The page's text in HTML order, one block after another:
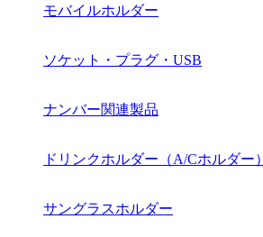
モバイルホルダー
ソケット・プラグ・USB
ナンバー関連製品
ドリンクホルダー（A/Cホルダー）
サングラスホルダー